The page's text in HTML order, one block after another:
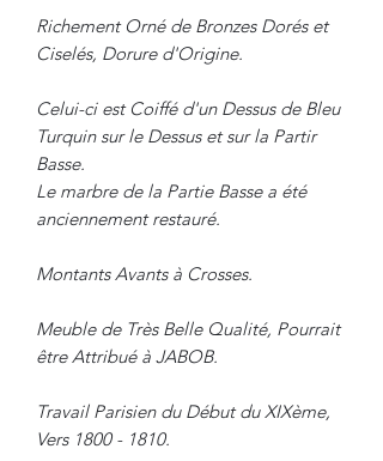
Richement Orné de Bronzes Dorés et
Ciselés, Dorure d'Origine.
Celui-ci est Coiffé d'un Dessus de Bleu
Turquin sur le Dessus et sur la Partir
Basse.
Le marbre de la Partie Basse a été
anciennement restauré.
Montants Avants à Crosses.
Meuble de Très Belle Qualité, Pourrait
être Attribué à JABOB.
Travail Parisien du Début du XIXème,
Vers 1800 - 1810.